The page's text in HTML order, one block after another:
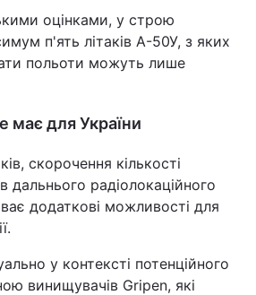
оцінками, у строю
п'ять літаків А-50У, з яких
польоти можуть лише
має для України
скорочення кількості
дальнього радіолокаційного
додаткові можливості для
у контексті потенційного
винищувачів Gripen, які